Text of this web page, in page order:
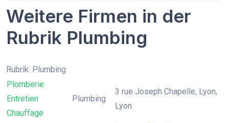
Weitere Firmen in der
Rubrik Plumbing
Rubrik: Plumbing
Plomberie
Entretien
Chauffage
Plumbing
3 rue Joseph Chapelle, Lyon,
Lyon